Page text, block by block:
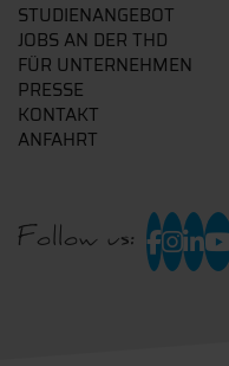
STUDIENANGEBOT
JOBS AN DER THD
FÜR UNTERNEHMEN
PRESSE
KONTAKT
ANFAHRT
Follow us: